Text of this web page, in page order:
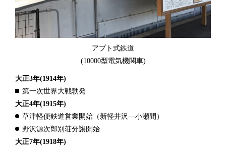
アプト式鉄道
(10000型電気機関車)
大正3年(1914年)
第一次世界大戦勃発
大正4年(1915年)
草津軽便鉄道営業開始（新軽井沢―小瀬間）
野沢源次郎別荘分譲開始
大正7年(1918年)